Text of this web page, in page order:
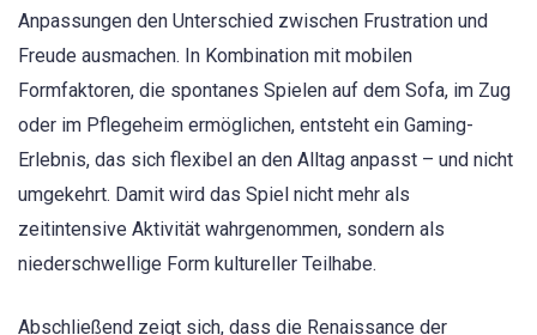
Anpassungen den Unterschied zwischen Frustration und
Freude ausmachen. In Kombination mit mobilen
Formfaktoren, die spontanes Spielen auf dem Sofa, im Zug
oder im Pflegeheim ermöglichen, entsteht ein Gaming-
Erlebnis, das sich flexibel an den Alltag anpasst – und nicht
umgekehrt. Damit wird das Spiel nicht mehr als
zeitintensive Aktivität wahrgenommen, sondern als
niederschwellige Form kultureller Teilhabe.
Abschließend zeigt sich, dass die Renaissance der